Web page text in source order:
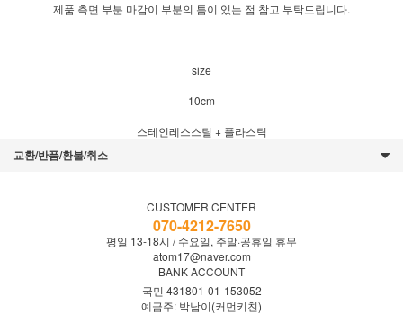
제품 측면 부분 마감이 부분의 틈이 있는 점 참고 부탁드립니다.
size
10cm
스테인레스스틸 + 플라스틱
교환/반품/환불/취소
CUSTOMER CENTER
070-4212-7650
평일 13-18시 / 수요일, 주말·공휴일 휴무
atom17@naver.com
BANK ACCOUNT
국민 431801-01-153052
예금주: 박남이(커먼키친)